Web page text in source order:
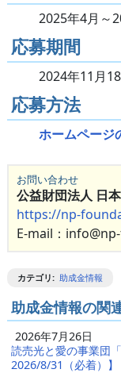
2025年4月～
応募期間
2024年11月
応募方法
ホームページ
お問い合わせ
公益財団法人 日
https://np-
E-mail：
カテゴリ: 助成金情報
助成金情報の関
2026年7月26日
読売光と愛の事業団
2026/8/31（必着）】